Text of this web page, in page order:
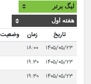
تاریخ زمان وضعیت
۱۴۰۵/۰۵/۲۳
۱۸:۰۰
۱۴۰۵/۰۵/۲۳
۱۹:۳۰
۱۴۰۵/۰۵/۲۳
۱۹:۳۰